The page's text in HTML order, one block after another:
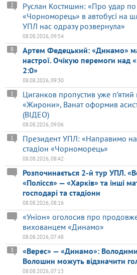
Руслан Костишин: «Про удар по
«Чорноморець» в автобусі на
УПЛ нас одразу розвернула»
2
08.08.2026, 09:54
Артем Федецький: «Динамо»
настрої. Очікую перемоги над
2:0»
8
08.08.2026, 09:30
Циганков пропустив уже
«Жирони», Ванат оформив асист
(ВІДЕО)
1
08.08.2026, 09:06
Президент УПЛ: «Направимо
стадіон «Чорноморець»
1
08.08.2026, 08:42
Розпочинається 2-й тур УПЛ.
«Полісся» — «Харків» та інші
господарі та стадіони
08.08.2026, 08:16
«Уніон» оголосив про
вихованцем «Динамо»
08.08.2026, 07:48
«Верес» — «Динамо»:
Волошин можуть відзначити
3
08.08.2026, 07:13